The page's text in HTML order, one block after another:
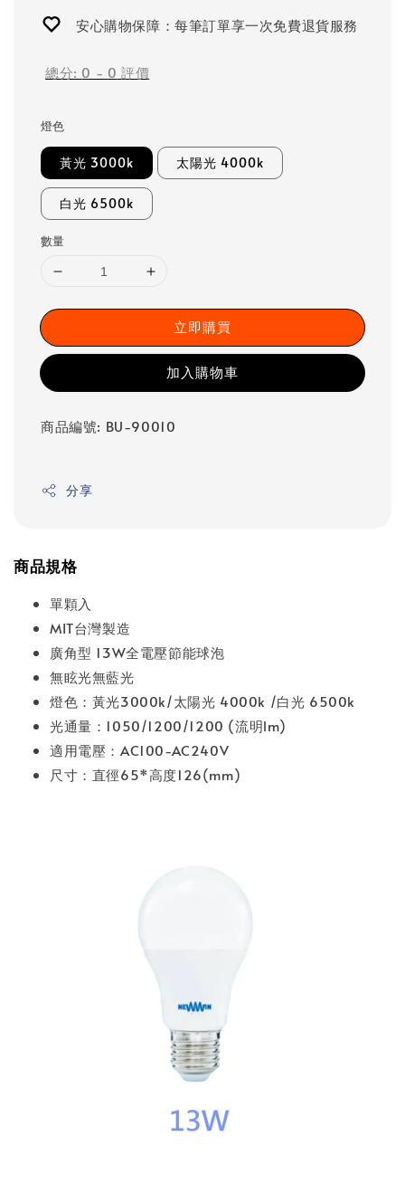
安心購物保障：每筆訂單享一次免費退貨服務
總分: 0 - 0 評價
燈色
黃光 3000k 太陽光 4000k
白光 6500k
數量
立即購買
加入購物車
商品編號: BU-90010
分享
商品規格
單顆入
MIT台灣製造
廣角型 13W全電壓節能球泡
無眩光無藍光
燈色：黃光3000k/太陽光 4000k /白光 6500k
光通量：1050/1200/1200 (流明lm)
適用電壓：AC100-AC240V
尺寸：直徑65*高度126(mm)